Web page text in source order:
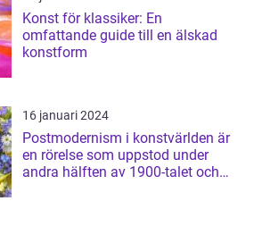
Konst för klassiker: En
omfattande guide till en älskad
konstform
16 januari 2024
Postmodernism i konstvärlden är
en rörelse som uppstod under
andra hälften av 1900-talet och